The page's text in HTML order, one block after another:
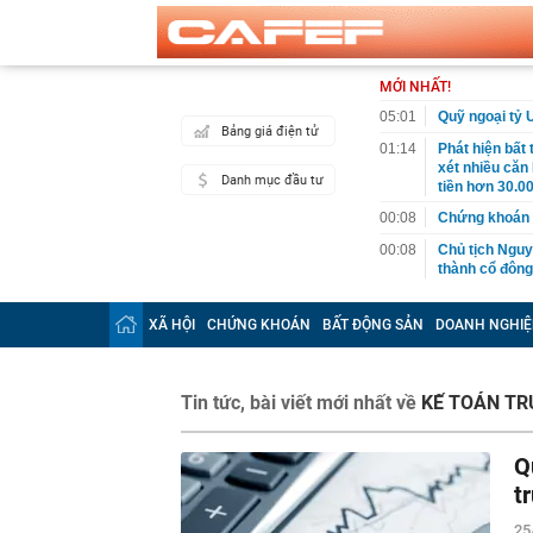
Bảng giá điện tử
Danh mục đầu tư
MỚI NHẤT!
05:01
Quỹ ngoại tỷ
01:14
Phát hiện
xét nhiều
tiền hơn
00:08
Chứng
00:08
Chủ tịch
thành cổ
00:05
Ít người biết
nhất biên
giường
2026"
00:05
56 mã chứng
Một doanh
năm 2026, lợi
00:03
Chứng
XÃ HỘI CHỨNG KHOÁN BẤT ĐỘNG SẢN DOANH
Tin tức, bài viết mới nhất về KẾ TOÁN